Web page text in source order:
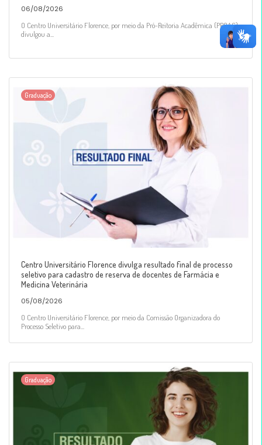
06/08/2026
O Centro Universitário Florence, por meio da Pró-Reitoria Acadêmica (PROAC),
divulgou a...
Graduação
Centro Universitário Florence divulga resultado final de processo
seletivo para cadastro de reserva de docentes de Farmácia e
Medicina Veterinária
05/08/2026
O Centro Universitário Florence, por meio da Comissão Organizadora do
Processo Seletivo para...
Graduação